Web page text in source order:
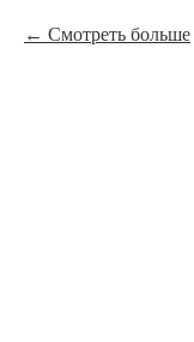
Смотреть больше